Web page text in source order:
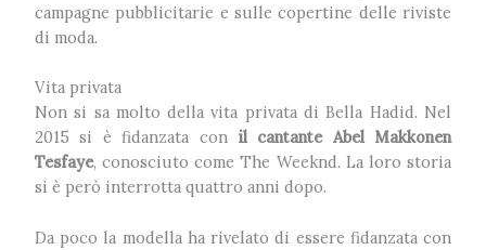
campagne pubblicitarie e sulle copertine delle riviste
di moda.
Vita privata
Non si sa molto della vita privata di Bella Hadid.Nel
2015 si è fidanzata con il cantante Abel Makkonen
Tesfaye, conosciuto come The Weeknd. La loro storia
si è però interrotta quattro anni dopo.
Da poco la modella ha rivelato di essere fidanzata con